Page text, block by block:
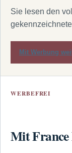
Sie lesen den
Mit Werbung
WERBEFREI
Mit France